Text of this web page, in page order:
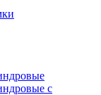
с